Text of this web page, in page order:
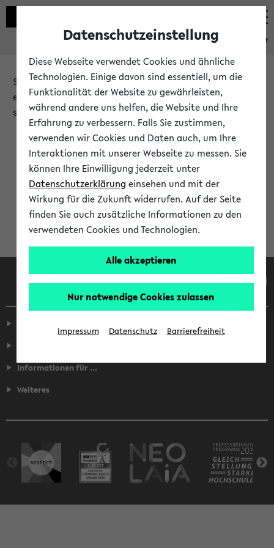
eKVV
Sie möchten auf eine eKVV Funktion zugreifen, die Ihnen
erst nach einer Anmeldung am System zur Verfügung
steht.
Bitte melden Sie sich an:
Anmeldung am eKVV
Informationen für ...
Weiteres
Datenschutzeinstellung
Diese Webseite verwendet Cookies und ähnliche
Technologien. Einige davon sind essentiell, um die
Funktionalität der Website zu gewährleisten,
während andere uns helfen, die Website und Ihre
Erfahrung zu verbessern. Falls Sie zustimmen,
verwenden wir Cookies und Daten auch, um Ihre
Interaktionen mit unserer Webseite zu messen. Sie
können Ihre Einwilligung jederzeit unter
Datenschutzerklärung einsehen und mit der
Wirkung für die Zukunft widerrufen. Auf der Seite
finden Sie auch zusätzliche Informationen zu den
verwendeten Cookies und Technologien.
Alle akzeptieren
Nur notwendige Cookies zulassen
Impressum Datenschutz Barrierefreiheit